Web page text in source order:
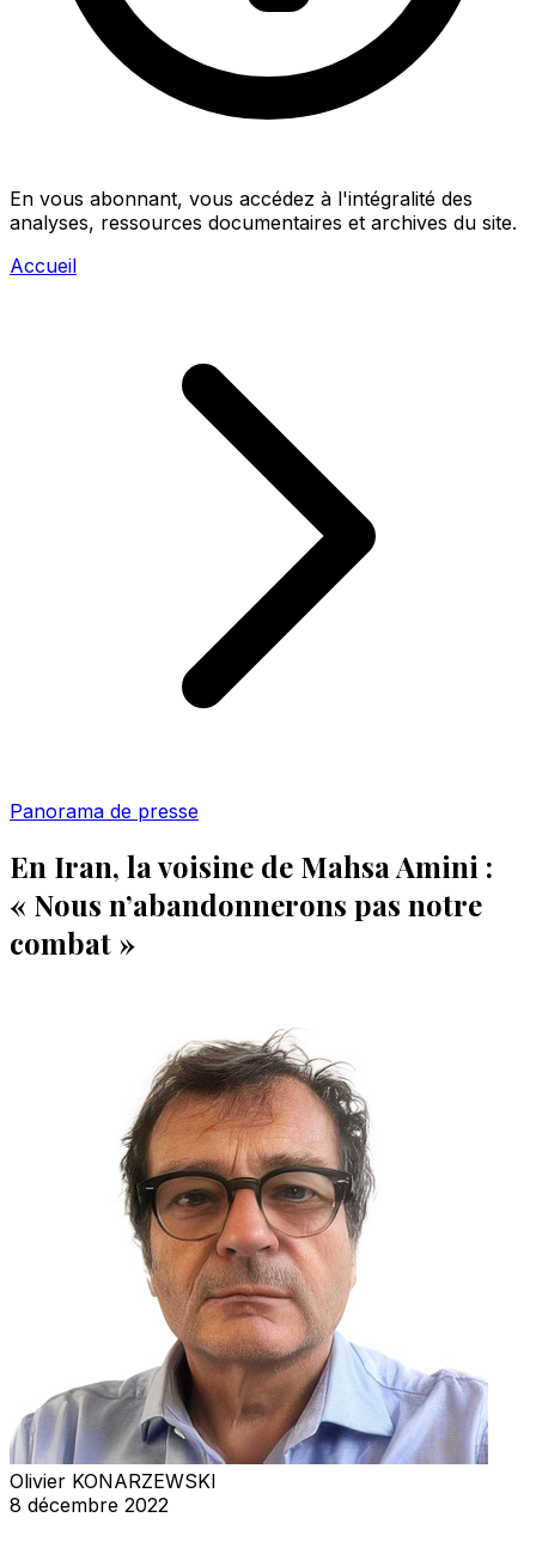
En vous abonnant, vous accédez à l'intégralité des
analyses, ressources documentaires et archives du site.
Accueil
Panorama de presse
En Iran, la voisine de Mahsa Amini :
« Nous n’abandonnerons pas notre
combat »
Olivier KONARZEWSKI
8 décembre 2022